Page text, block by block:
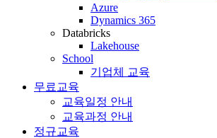
Azure
Dynamics 365
Databricks
Lakehouse
School
기업체 교육
무료교육
교육일정 안내
교육과정 안내
정규교육